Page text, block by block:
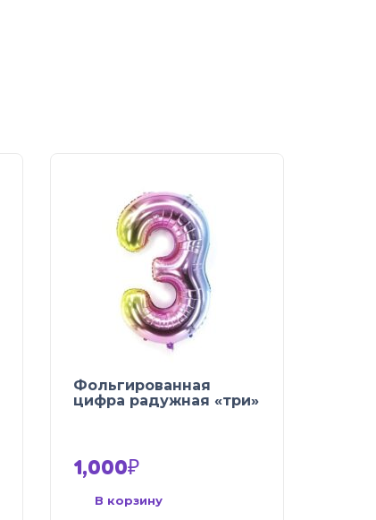
Фольгированная
цифра радужная «три»
1,000₽
В корзину